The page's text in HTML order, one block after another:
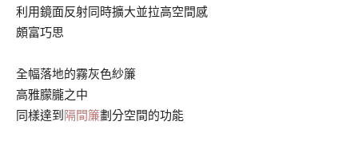
利用鏡面反射同時擴大並拉高空間感
頗富巧思
全幅落地的霧灰色紗簾
高雅朦朧之中
同樣達到隔間簾劃分空間的功能